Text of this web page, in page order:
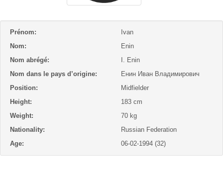
Prénom:
Ivan
Nom:
Enin
Nom abrégé:
I. Enin
Nom dans le pays d’origine:
Енин Иван Владимирович
Position:
Midfielder
Height:
183 cm
Weight:
70 kg
Nationality:
Russian Federation
Age:
06-02-1994 (32)